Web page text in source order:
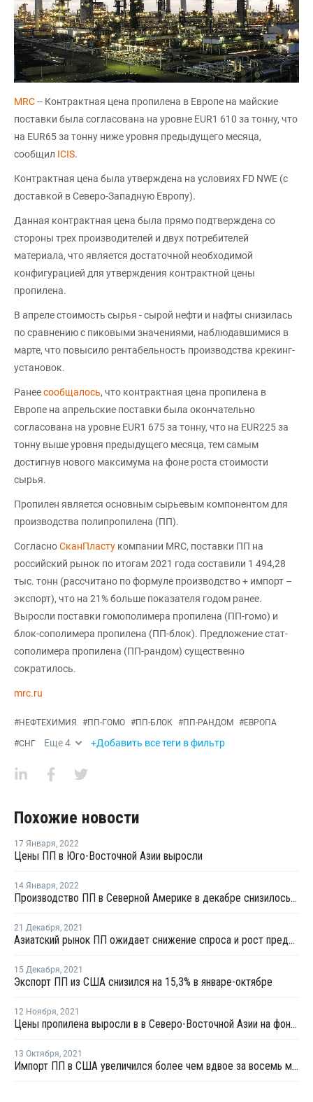
MRC-- Контрактная цена пропилена в Европе на майские
поставки была согласована на уровне EUR1 610 за тонну, что
на EUR65 за тонну ниже уровня предыдущего месяца,
сообщил ICIS.
Контрактная цена была утверждена на условиях FD NWE (с
доставкой в Северо-Западную Европу).
Данная контрактная цена была прямо подтверждена со
стороны трех производителей и двух потребителей
материала, что является достаточной необходимой
конфигурацией для утверждения контрактной цены
пропилена.
В апреле стоимость сырья - сырой нефти и нафты снизилась
по сравнению с пиковыми значениями, наблюдавшимися в
марте, что повысило рентабельность производства крекинг-
установок.
Ранеесообщалось, что контрактная цена пропилена в
Европе на апрельские поставки была окончательно
согласована на уровне EUR1 675 за тонну, что на EUR225 за
тонну выше уровня предыдущего месяца, тем самым
достигнув нового максимума на фоне роста стоимости
сырья.
Пропилен является основным сырьевым компонентом для
производства полипропилена (ПП).
СогласноСканПласту компании MRC, поставки ПП на
российский рынок по итогам 2021 года составили 1 494,28
тыс. тонн (рассчитано по формуле производство + импорт –
экспорт), что на 21% больше показателя годом ранее.
Выросли поставки гомополимера пропилена (ПП-гомо) и
блок-сополимера пропилена (ПП-блок). Предложение стат-
сополимера пропилена (ПП-рандом) существенно
сократилось.
mrc.ru
#НЕФТЕХИМИЯ #ПП-ГОМО #ПП-БЛОК #ПП-РАНДОМ #ЕВРОПА
#СНГ Еще4 +Добавить все теги в фильтр
Похожие новости
17 Января, 2022
Цены ПП в Юго-Восточной Азии выросли
14 Января, 2022
Производство ПП в Северной Америке в декабре снизилось на 11,1%
21 Декабря, 2021
Азиатский рынок ПП ожидает снижение спроса и рост предложения в 2022 году
15 Декабря, 2021
Экспорт ПП из США снизился на 15,3% в январе-октябре
12 Ноября, 2021
Цены пропилена выросли в в Северо-Восточной Азии на фоне ограничения предложения
13 Октября, 2021
Импорт ПП в США увеличился более чем вдвое за восемь месяцев